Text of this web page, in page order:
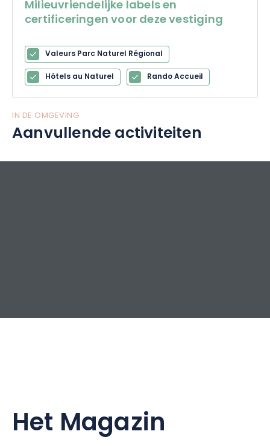
Milieuvriendelijke labels en
certificeringen voor deze vestiging
Valeurs Parc Naturel Régional
Hôtels au Naturel
Rando Accueil
IN DE OMGEVING
Aanvullende activiteiten
Het Magazin